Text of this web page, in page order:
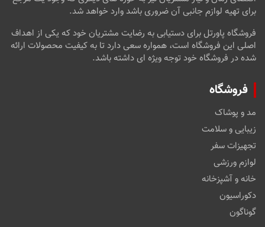
برای تهیه لوازم جانبی آن ضروری باشد وارد خواهد شد.
فروشگاه پاورتل برای دستیابی به رضایت مشتریان خود که یکی از اهداف
اصلی این فروشگاه است، همواره سعی دارد تا به کیفیت محصولات ارائه
شده در فروشگاه خود توجه ویژه ای داشته باشد.
فروشگاه
مد و پوشاک
زیبایی و سلامت
تجهیزات سفر
لوازم ورزشی
خانه و آشپزخانه
دکوراسیون
گوناگون